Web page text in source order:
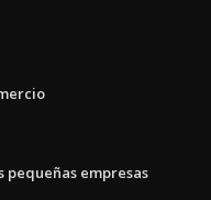
pequeñas empresas